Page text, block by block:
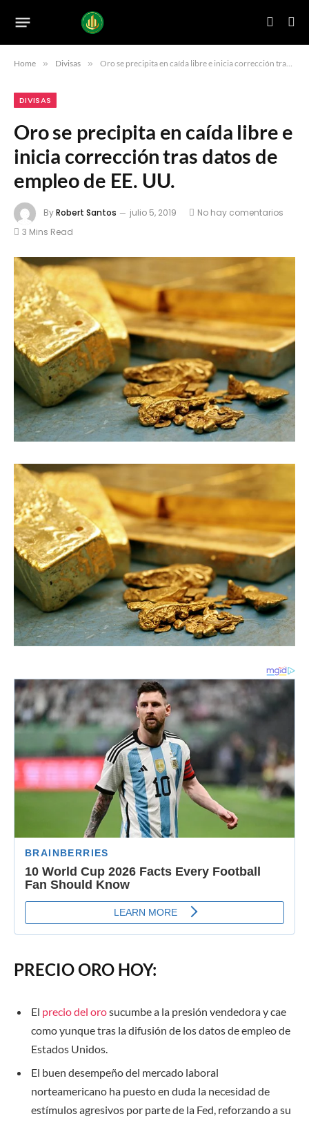
Home » Divisas » Oro se precipita en caída libre e inicia corrección tras datos de empleo de EE. UU.
DIVISAS
Oro se precipita en caída libre e
inicia corrección tras datos de
empleo de EE. UU.
ByRobert Santos julio 5, 2019
No hay comentarios
3 Mins Read
PRECIO ORO HOY:
El precio del orosucumbe a la presión vendedora y cae
como yunque tras la difusión de los datos de empleo de
Estados Unidos.
El buen desempeño del mercado laboral
norteamericano ha puesto en duda la necesidad de
estímulos agresivos por parte de la Fed, reforzando a su